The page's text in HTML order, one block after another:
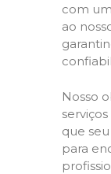
com
ao
Nosso
que
para